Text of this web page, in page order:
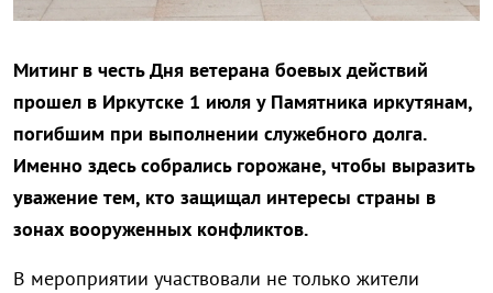
Митинг в честь Дня ветерана боевых действий
прошел в Иркутске 1 июля у Памятника иркутянам,
погибшим при выполнении служебного долга.
Именно здесь собрались горожане, чтобы выразить
уважение тем, кто защищал интересы страны в
зонах вооруженных конфликтов.
В мероприятии участвовали не только жители